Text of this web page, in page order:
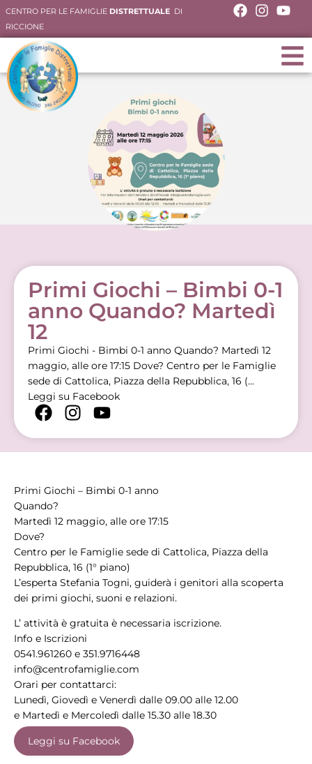
CENTRO PER LE FAMIGLIE DISTRETTUALE DI
RICCIONE
Primi Giochi – Bimbi 0-1
anno Quando? Martedì
12
Primi Giochi - Bimbi 0-1 anno Quando? Martedì 12
maggio, alle ore 17:15 Dove? Centro per le Famiglie
sede di Cattolica, Piazza della Repubblica, 16 (...
Leggi su Facebook
Primi Giochi – Bimbi 0-1 anno
Quando?
Martedì 12 maggio, alle ore 17:15
Dove?
Centro per le Famiglie sede di Cattolica, Piazza della
Repubblica, 16 (1° piano)
L’esperta Stefania Togni, guiderà i genitori alla scoperta
dei primi giochi, suoni e relazioni.
L’ attività è gratuita è necessaria iscrizione.
Info e Iscrizioni
0541.961260 e 351.9716448
info@centrofamiglie.com
Orari per contattarci:
Lunedì, Giovedì e Venerdì dalle 09.00 alle 12.00
e Martedì e Mercoledì dalle 15.30 alle 18.30
Leggi su Facebook